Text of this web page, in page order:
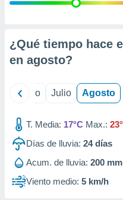
e
mediante
de
1199
¿Qué tiempo hace
en agosto?
Junio Julio Agosto
T. Media: 17°C Max.:
Días de lluvia: 24días
Acum. de lluvia: 200 mm
Viento medio: 5 km/h